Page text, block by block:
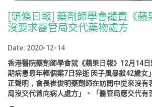
[頭條日報] 藥劑師學會譴責《蘋
沒要求醫管局交代藥物處方
Date: 2020-12-14
香港醫院藥劑師學會就《蘋果日報》12月14
期病患最年輕個案7日猝逝 因子風暴殺42歲女
正聲明，會長崔俊明藥劑師在訪問中從來沒有
局沒交代曾向病人處方」、「醫管局應交代有